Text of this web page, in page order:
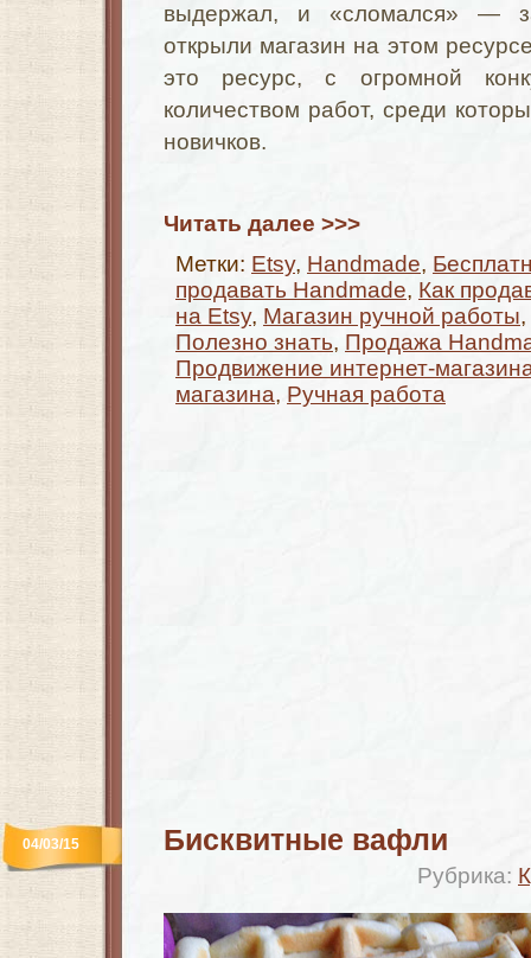
выдержал, и «сломался» —
открыли магазин на этом
это ресурс, с огромной
количеством работ, среди
новичков.
Читать далее >>>
Метки: Etsy, Handmade,
продавать Handmade, Как
на Etsy, Магазин ручной работы,
Полезно знать, Продажа
Продвижение интернет-
магазина, Ручная работа
Бисквитные вафли
Рубрика:
04/03/15